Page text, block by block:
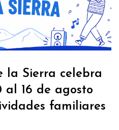
la Sierra celebra
al 16 de agosto
familiares